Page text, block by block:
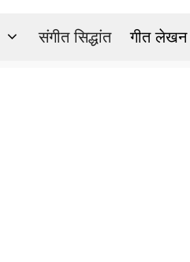
संगीत सिद्धांत गीत लेखन